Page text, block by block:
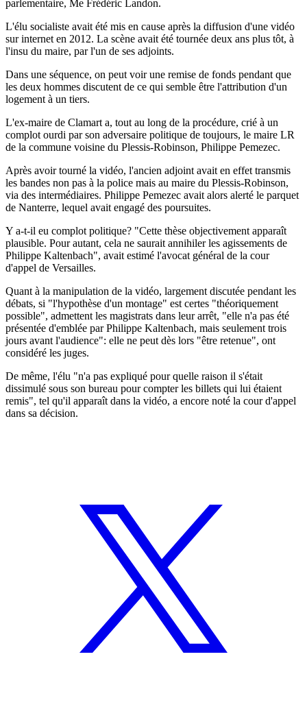
parlementaire, Me Frédéric Landon.
L'élu socialiste avait été mis en cause après la diffusion d'une vidéo
sur internet en 2012. La scène avait été tournée deux ans plus tôt, à
l'insu du maire, par l'un de ses adjoints.
Dans une séquence, on peut voir une remise de fonds pendant que
les deux hommes discutent de ce qui semble être l'attribution d'un
logement à un tiers.
L'ex-maire de Clamart a, tout au long de la procédure, crié à un
complot ourdi par son adversaire politique de toujours, le maire LR
de la commune voisine du Plessis-Robinson, Philippe Pemezec.
Après avoir tourné la vidéo, l'ancien adjoint avait en effet transmis
les bandes non pas à la police mais au maire du Plessis-Robinson,
via des intermédiaires. Philippe Pemezec avait alors alerté le parquet
de Nanterre, lequel avait engagé des poursuites.
Y a-t-il eu complot politique? "Cette thèse objectivement apparaît
plausible. Pour autant, cela ne saurait annihiler les agissements de
Philippe Kaltenbach", avait estimé l'avocat général de la cour
d'appel de Versailles.
Quant à la manipulation de la vidéo, largement discutée pendant les
débats, si "l'hypothèse d'un montage" est certes "théoriquement
possible", admettent les magistrats dans leur arrêt, "elle n'a pas été
présentée d'emblée par Philippe Kaltenbach, mais seulement trois
jours avant l'audience": elle ne peut dès lors "être retenue", ont
considéré les juges.
De même, l'élu "n'a pas expliqué pour quelle raison il s'était
dissimulé sous son bureau pour compter les billets qui lui étaient
remis", tel qu'il apparaît dans la vidéo, a encore noté la cour d'appel
dans sa décision.